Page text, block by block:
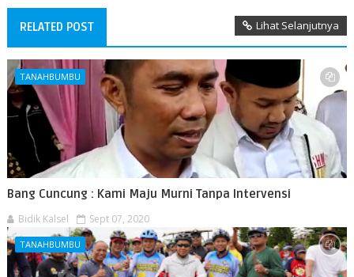
RELATED POST Lihat Selanjutnya
TANAHBUMBU
Bang Cuncung : Kami Maju Murni Tanpa Intervensi
Bidik Kalsel Sept 07, 2020
TANAHBUMBU